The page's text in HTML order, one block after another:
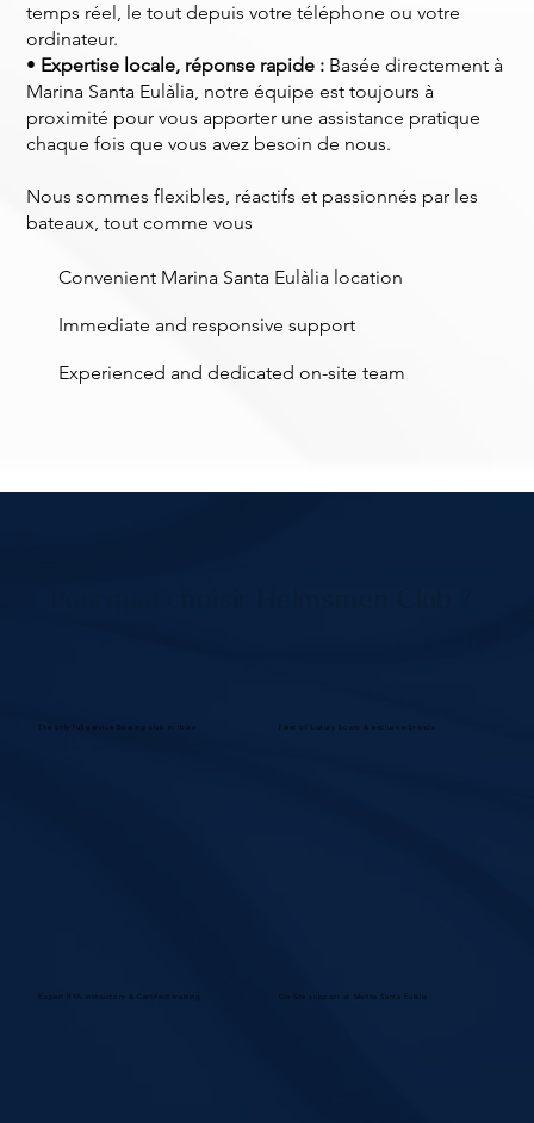
temps réel, le tout depuis votre téléphone ou votre
ordinateur.
• Expertise locale, réponse rapide : Basée directement à
Marina Santa Eulàlia, notre équipe est toujours à
proximité pour vous apporter une assistance pratique
chaque fois que vous avez besoin de nous.
Nous sommes flexibles, réactifs et passionnés par les
bateaux, tout comme vous
​Convenient Marina Santa Eulàlia location
​Immediate and responsive support
Experienced and dedicated on-site team
The only full-service Boating club in Ibiza Fleet of Luxury boats & exclusive brands
Expert RYA instructors & Certified training On-Site support at Marina Santa Eulalia